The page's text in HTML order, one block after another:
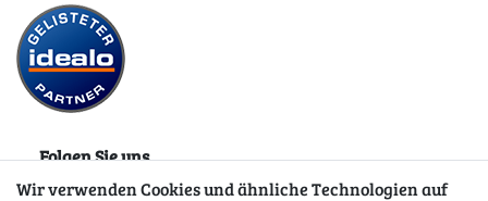
Folgen Sie uns
Wir verwenden Cookies und ähnliche Technologien auf